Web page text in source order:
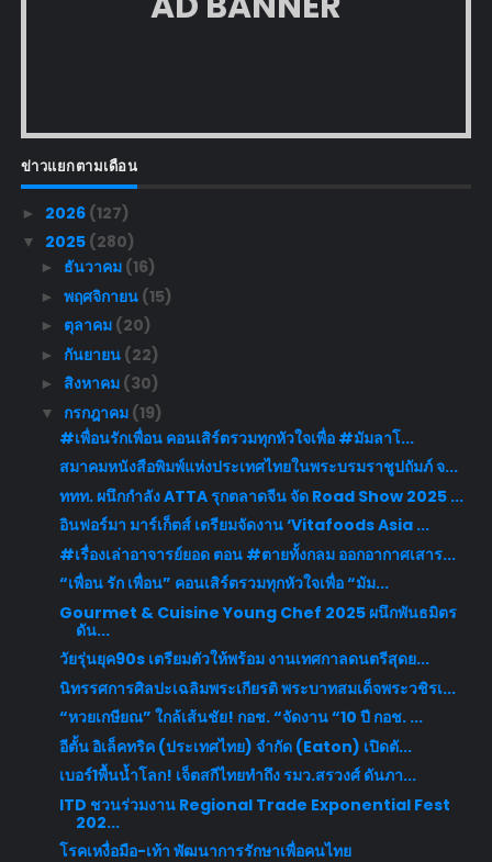
ข่าวแยกตามเดือน
► 2026 (127)
▼ 2025 (280)
► ธันวาคม (16)
► พฤศจิกายน (15)
► ตุลาคม (20)
► กันยายน (22)
► สิงหาคม (30)
▼ กรกฎาคม (19)
#เพื่อนรักเพื่อน คอนเสิร์ตรวมทุกหัวใจเพื่อ #มัมลาโ...
สมาคมหนังสือพิมพ์แห่งประเทศไทยในพระบรมราชูปถัมภ์ จ...
ททท. ผนึกกำลัง ATTA รุกตลาดจีน จัด Road Show 2025 ...
อินฟอร์มา มาร์เก็ตส์ เตรียมจัดงาน ‘Vitafoods Asia ...
#เรื่องเล่าอาจารย์ยอด ตอน #ตายทั้งกลม ออกอากาศเสาร...
“เพื่อน รัก เพื่อน” คอนเสิร์ตรวมทุกหัวใจเพื่อ “มัม...
Gourmet & Cuisine Young Chef 2025 ผนึกพันธมิตร
ดัน...
วัยรุ่นยุค90s เตรียมตัวให้พร้อม งานเทศกาลดนตรีสุดย...
นิทรรศการศิลปะเฉลิมพระเกียรติ พระบาทสมเด็จพระวชิรเ...
“หวยเกษียณ” ใกล้เส้นชัย! กอช. “จัดงาน “10 ปี กอช. ...
อีตั้น อิเล็คทริค (ประเทศไทย) จำกัด (Eaton) เปิดตั...
เบอร์1พื้นน้ำโลก! เจ็ตสกีไทยทำถึง รมว.สรวงศ์ ดันภา...
ITD ชวนร่วมงาน Regional Trade Exponential Fest
202...
โรคเหงื่อมือ-เท้า พัฒนาการรักษาเพื่อคนไทย